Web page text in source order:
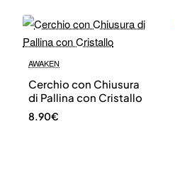
AWAKEN
Cerchio con Chiusura
di Pallina con Cristallo
8.90€